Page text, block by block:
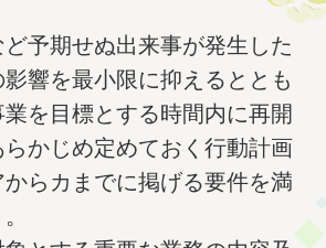
予期せぬ出来事が発生した
響を最小限に抑えるととも
を目標とする時間内に再開
かじめ定めておく行動計画
らカまでに掲げる要件を満